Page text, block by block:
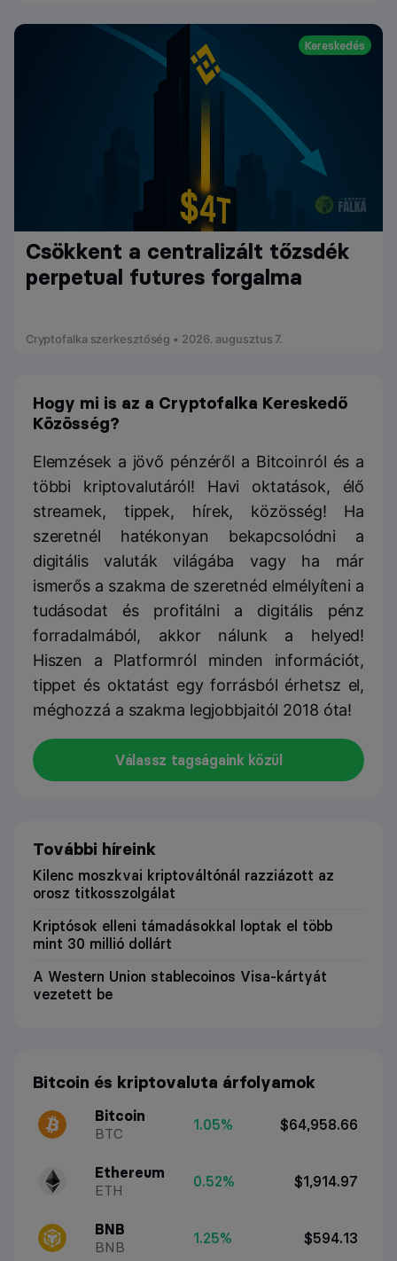
Kereskedés
Csökkent a centralizált tőzsdék
perpetual futures forgalma
Cryptofalka szerkesztőség • 2026. augusztus 7.
Hogy mi is az a Cryptofalka Kereskedő
Közösség?
Elemzések a jövő pénzéről a Bitcoinról és a
többi kriptovalutáról! Havi oktatások, élő
streamek, tippek, hírek, közösség! Ha
szeretnél hatékonyan bekapcsolódni a
digitális valuták világába vagy ha már
ismerős a szakma de szeretnéd elmélyíteni a
tudásodat és profitálni a digitális pénz
forradalmából, akkor nálunk a helyed!
Hiszen a Platformról minden információt,
tippet és oktatást egy forrásból érhetsz el,
méghozzá a szakma legjobbjaitól 2018 óta!
Válassz tagságaink közül
További híreink
Kilenc moszkvai kriptováltónál razziázott az
orosz titkosszolgálat
Kriptósok elleni támadásokkal loptak el több
mint 30 millió dollárt
A Western Union stablecoinos Visa-kártyát
vezetett be
Bitcoin és kriptovaluta árfolyamok
Bitcoin
BTC
1.05% $64,958.66
Ethereum
ETH
0.52% $1,914.97
BNB
BNB
1.25% $594.13